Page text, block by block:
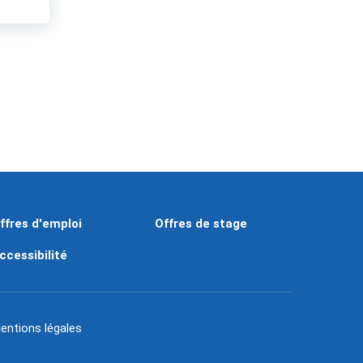
d'emploi Offres de stage
légales